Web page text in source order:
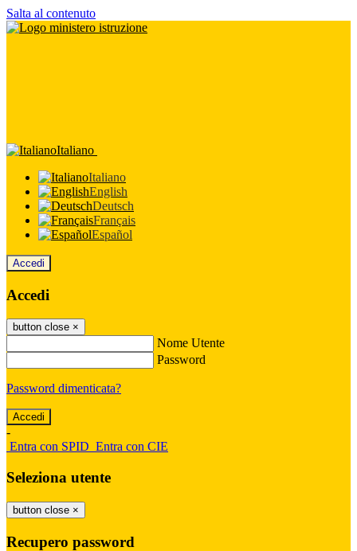
Salta al contenuto
Italiano
Italiano
English
Deutsch
Français
Español
Accedi
Accedi
button close ×
Nome Utente
Password
Password dimenticata?
-
Entra con SPID Entra con CIE
Seleziona utente
button close ×
Recupero password